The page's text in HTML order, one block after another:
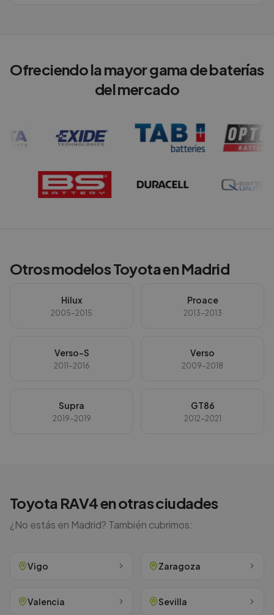
Ofreciendo la mayor gama de baterías
del mercado
Otros modelosToyotaenMadrid
Hilux
2005-2015
Proace
2013-2013
Verso-S
2011-2016
Verso
2009-2018
Supra
2019-2019
GT86
2012-2021
Toyota RAV4en otras ciudades
¿No estás en Madrid? También cubrimos:
Vigo Zaragoza
Valencia Sevilla